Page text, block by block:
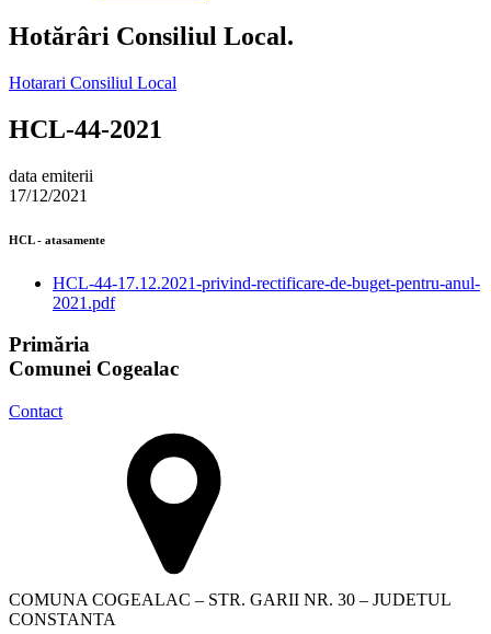
Hotărâri Consiliul Local.
Hotarari Consiliul Local
HCL-44-2021
data emiterii
17/12/2021
HCL - atasamente
HCL-44-17.12.2021-privind-rectificare-de-buget-pentru-anul-
2021.pdf
Primăria
Comunei Cogealac
Contact
COMUNA COGEALAC – STR. GARII NR. 30 – JUDETUL
CONSTANTA